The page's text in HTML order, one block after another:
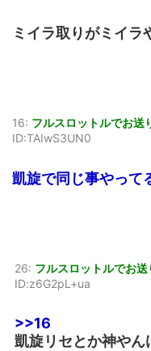
ミイラ取りがミイラ
16: フルスロットルでお送
ID:TAIwS3UN0
凱旋で同じ事やって
26: フルスロットルでお
ID:z6G2pL+ua
>>16
凱旋リセとか神やん